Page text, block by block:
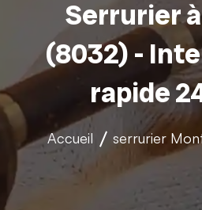
Serrurier
(8032) -
rapide
Accueil serrurier